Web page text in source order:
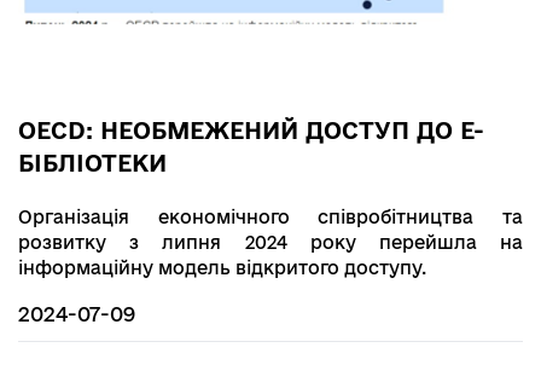
OECD: НЕОБМЕЖЕНИЙ ДОСТУП ДО Е-
БІБЛІОТЕКИ
Організація економічного співробітництва та
розвитку з липня 2024 року перейшла на
інформаційну модель відкритого доступу.
2024-07-09